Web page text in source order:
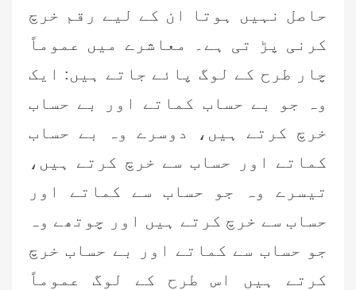
حاصل نہیں ہوتا ان کے لیے رقم خرچ
کرنی پڑ تی ہے۔ معاشرے میں عموماً
چار طرح کے لوگ پائے جاتے ہیں: ایک
وہ جو بے حساب کماتے اور بے حساب
خرچ کرتے ہیں، دوسرے وہ بے حساب
کماتے اور حساب سے خرچ کرتے ہیں،
تیسرے وہ جو حساب سے کماتے اور
حساب سے خرچ کرتے ہیں اور چوتھے وہ
جو حساب سے کماتے اور بے حساب خرچ
کرتے ہیں اس طرح کے لوگ عموماً